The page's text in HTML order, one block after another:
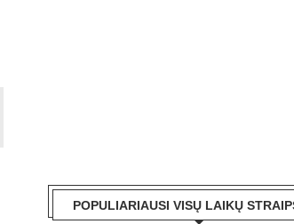
POPULIARIAUSI VISŲ LAIKŲ